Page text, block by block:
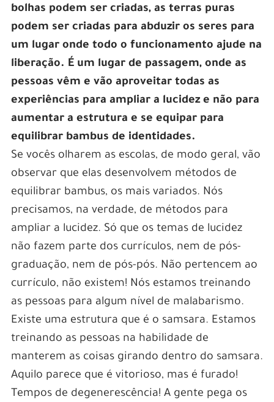
bolhas podem ser criadas, as terras puras
podem ser criadas para abduzir os seres para
um lugar onde todo o funcionamento ajude na
liberação. É um lugar de passagem, onde as
pessoas vêm e vão aproveitar todas as
experiências para ampliar a lucidez e não para
aumentar a estrutura e se equipar para
equilibrar bambus de identidades.
Se vocês olharem as escolas, de modo geral, vão
observar que elas desenvolvem métodos de
equilibrar bambus, os mais variados. Nós
precisamos, na verdade, de métodos para
ampliar a lucidez. Só que os temas de lucidez
não fazem parte dos currículos, nem de pós-
graduação, nem de pós-pós. Não pertencem ao
currículo, não existem! Nós estamos treinando
as pessoas para algum nível de malabarismo.
Existe uma estrutura que é o samsara. Estamos
treinando as pessoas na habilidade de
manterem as coisas girando dentro do samsara.
Aquilo parece que é vitorioso, mas é furado!
Tempos de degenerescência! A gente pega os